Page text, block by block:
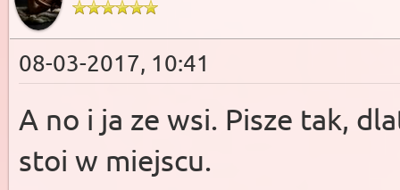
08-03-2017, 10:41
A no i ja ze wsi. Pisze tak,
stoi w miejscu.